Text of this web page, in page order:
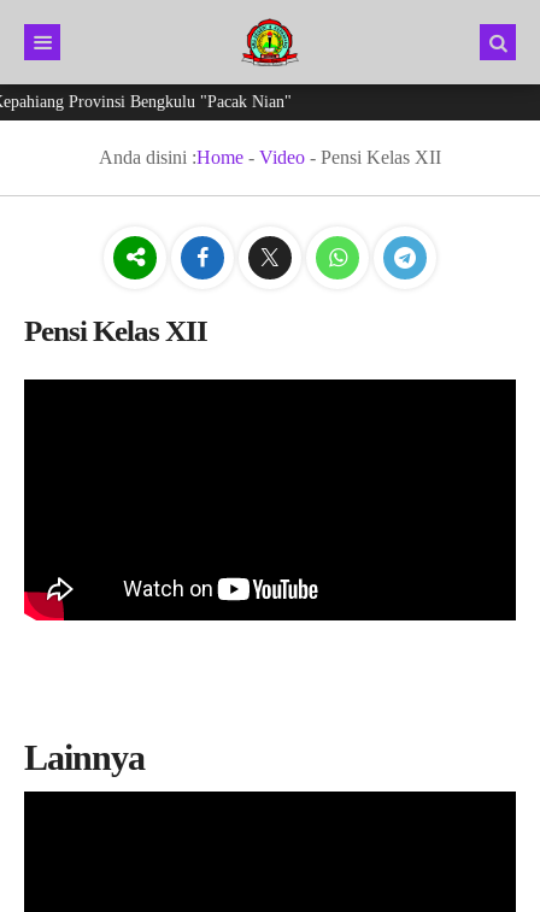
Provinsi Bengkulu "Pacak Nian"
Anda disini :Home - Video - Pensi Kelas XII
Pensi Kelas XII
Lainnya